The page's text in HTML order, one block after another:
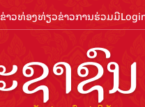
ຂ່າວທ່ອງທ່ຽວຂ່າວການຮ່ວມມື